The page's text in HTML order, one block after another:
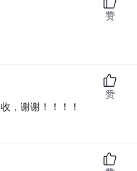
赞
，谢谢！！！！
赞